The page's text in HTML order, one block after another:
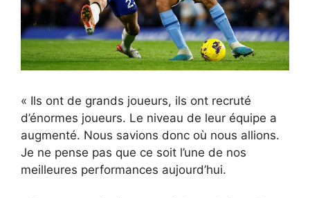
« Ils ont de grands joueurs, ils ont recruté
d’énormes joueurs. Le niveau de leur équipe a
augmenté. Nous savions donc où nous allions.
Je ne pense pas que ce soit l’une de nos
meilleures performances aujourd’hui.